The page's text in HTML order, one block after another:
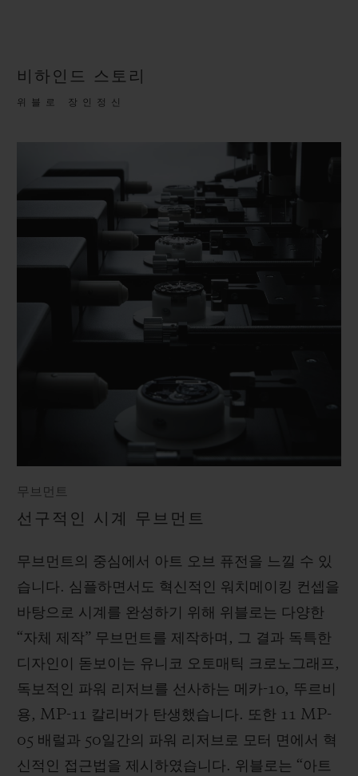
클래식 퓨전 오리지널은 시대를 초월하는 심플한
디자인으로 혈기왕성하면서도 성숙한 매력을 표현
합니다.
비하인드 스토리
위블로 장인정신
무브먼트
선구적인 시계 무브먼트
무브먼트의 중심에서 아트 오브 퓨전을 느낄 수 있
습니다. 심플하면서도 혁신적인 워치메이킹 컨셉을
바탕으로 시계를 완성하기 위해 위블로는 다양한
“자체 제작” 무브먼트를 제작하며, 그 결과 독특한
디자인이 돋보이는 유니코 오토매틱 크로노그래프,
독보적인 파워 리저브를 선사하는 메카-10, 뚜르비
용, MP-11 칼리버가 탄생했습니다. 또한 11 MP-
05 배럴과 50일간의 파워 리저브로 모터 면에서 혁
신적인 접근법을 제시하였습니다. 위블로는 “아트